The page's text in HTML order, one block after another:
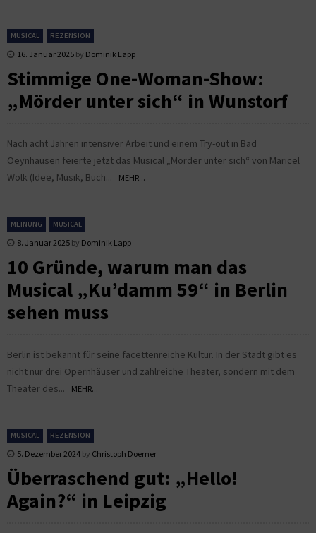
MUSICAL REZENSION
16. Januar 2025 by Dominik Lapp
Stimmige One-Woman-Show:
„Mörder unter sich“ in Wunstorf
Nach acht Jahren intensiver Arbeit und einem Try-out in Bad
Oeynhausen feierte jetzt das Musical „Mörder unter sich“ von Maricel
Wölk (Idee, Musik, Buch...
MEHR...
MEINUNG MUSICAL
8. Januar 2025 by Dominik Lapp
10 Gründe, warum man das
Musical „Ku’damm 59“ in Berlin
sehen muss
Berlin ist bekannt für seine facettenreiche Kultur. In der Stadt gibt es
nicht nur drei Opernhäuser und zahlreiche Theater, sondern mit dem
Theater des...
MEHR...
MUSICAL REZENSION
5. Dezember 2024 by Christoph Doerner
Überraschend gut: „Hello!
Again?“ in Leipzig